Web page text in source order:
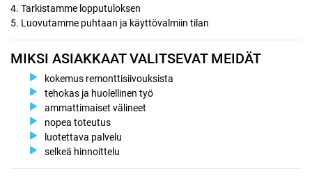
4. Tarkistamme lopputuloksen
5. Luovutamme puhtaan ja käyttövalmiin tilan
MIKSI ASIAKKAAT VALITSEVAT MEIDÄT
kokemus remonttisiivouksista
tehokas ja huolellinen työ
ammattimaiset välineet
nopea toteutus
luotettava palvelu
selkeä hinnoittelu